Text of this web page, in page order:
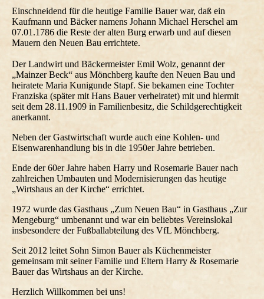
Einschneidend für die heutige Familie Bauer war, daß ein
Kaufmann und Bäcker namens Johann Michael Herschel am
07.01.1786 die Reste der alten Burg erwarb und auf diesen
Mauern den Neuen Bau errichtete.
Der Landwirt und Bäckermeister Emil Wolz, genannt der
„Mainzer Beck“ aus Mönchberg kaufte den Neuen Bau und
heiratete Maria Kunigunde Stapf. Sie bekamen eine Tochter
Franziska (später mit Hans Bauer verheiratet) mit und hiermit
seit dem 28.11.1909 in Familienbesitz, die Schildgerechtigkeit
anerkannt.
Neben der Gastwirtschaft wurde auch eine Kohlen- und
Eisenwarenhandlung bis in die 1950er Jahre betrieben.
Ende der 60er Jahre haben Harry und Rosemarie Bauer nach
zahlreichen Umbauten und Modernisierungen das heutige
„Wirtshaus an der Kirche“ errichtet.
1972 wurde das Gasthaus „Zum Neuen Bau“ in Gasthaus „Zur
Mengeburg“ umbenannt und war ein beliebtes Vereinslokal
insbesondere der Fußballabteilung des VfL Mönchberg.
Seit 2012 leitet Sohn Simon Bauer als Küchenmeister
gemeinsam mit seiner Familie und Eltern Harry & Rosemarie
Bauer das Wirtshaus an der Kirche.
Herzlich Willkommen bei uns!